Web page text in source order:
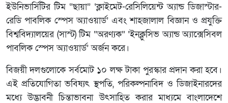
ইউনিভার্সিটির টিম “ছায়া” ‘ক্লাইমেট-রেসিলিয়েন্ট অ্যান্ড ডিজাস্টার-
রেডি পাবলিক স্পেস অ্যাওয়ার্ড’ এবং শাহজালাল বিজ্ঞান ও প্রযুক্তি
বিশ্ববিদ্যালয়ের (সাস্ট) টিম “অরণ্যক” ‘ইনক্লুসিভ অ্যান্ড অ্যাক্সেসিবল
পাবলিক স্পেস অ্যাওয়ার্ড’ অর্জন করে।
বিজয়ী দলগুলোকে সর্বমোট ১০ লক্ষ টাকা পুরস্কার প্রদান করা হবে।
এই প্রতিযোগিতা ভবিষ্যৎ স্থপতি, পরিকল্পনাবিদ ও ডিজাইনারদের
মধ্যে উদ্ভাবনী চিন্তাভাবনা উৎসাহিত করার মাধ্যমে বাংলাদেশে